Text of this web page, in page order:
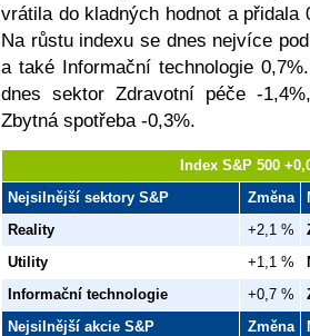
vrátila do kladných hodnot a
Na růstu indexu se dnes nejvíce
a také Informační technologie
dnes sektor Zdravotní péče -
Zbytná spotřeba -0,3%.
Index S&P 500
Nejsilnější sektory S&P
Změna
Reality
+2,1 %
Utility
+1,1 %
Informační technologie
+0,7 %
Nejsilnější akcie S&P
Změna